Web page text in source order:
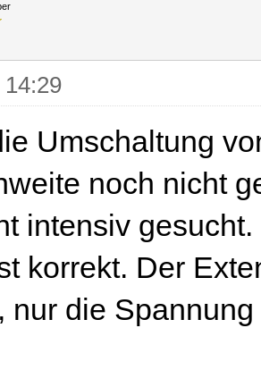
Umschaltung
noch nicht
intensiv
korrekt. Der
nur die